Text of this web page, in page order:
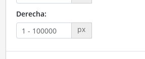
Derecha:
px